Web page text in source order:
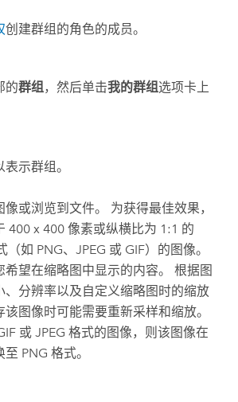
创建群组的角色的成员。
的群组，然后单击我的群组选项卡上
表示群组。
或浏览到文件。 为获得最佳效果，
400 x 400 像素或纵横比为 1:1 的
如 PNG、JPEG 或 GIF）的图像。
希望在缩略图中显示的内容。 根据图
、分辨率以及自定义缩略图时的缩放
图像时可能需要重新采样和缩放。
或 JPEG 格式的图像，则该图像在
PNG 格式。